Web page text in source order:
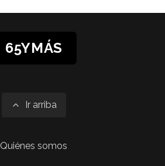
65YMÁS
Ir arriba
Quiénes somos